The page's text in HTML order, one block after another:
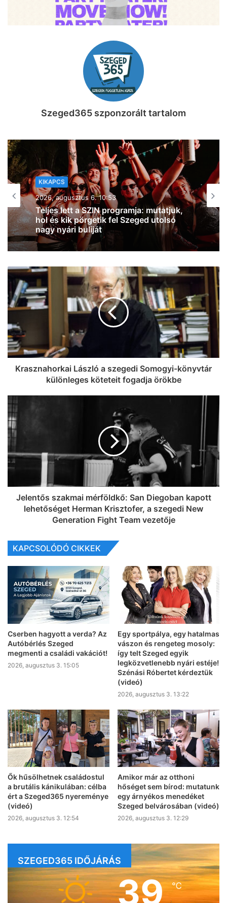
Szeged365 szponzorált tartalom
KIKAPCS
2026, augusztus 5. 18:57
Két nap, két világ: natúrborok és
specialty kávék várnak a hétvégén
Szegeden a Próbafülkében
Krasznahorkai László a szegedi Somogyi-könyvtár
különleges köteteit fogadja örökbe
Jelentős szakmai mérföldkő: San Diegoban kapott
lehetőséget Herman Krisztofer, a szegedi New
Generation Fight Team vezetője
KAPCSOLÓDÓ CIKKEK
Cserben hagyott a verda? Az
Autóbérlés Szeged
megmenti a családi vakációt!
2026, augusztus 3. 15:05
Egy sportpálya, egy hatalmas
vászon és rengeteg mosoly:
így telt Szeged egyik
legközvetlenebb nyári estéje!
Szénási Róbertet kérdeztük
(videó)
2026, augusztus 3. 13:22
Ők hűsölhetnek családostul
a brutális kánikulában: célba
ért a Szeged365 nyereménye
(videó)
2026, augusztus 3. 12:54
Amikor már az otthoni
hőséget sem bírod: mutatunk
egy árnyékos menedéket
Szeged belvárosában (videó)
2026, augusztus 3. 12:29
SZEGED365 IDŐJÁRÁS
39℃